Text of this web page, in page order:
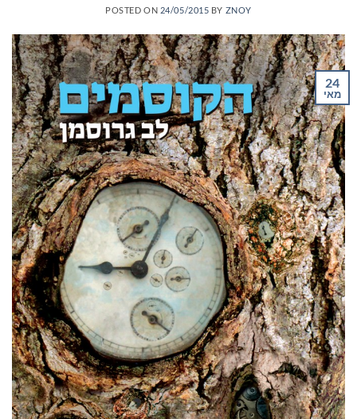
POSTED ON 24/05/2015 BY ZNOY
24
מאי